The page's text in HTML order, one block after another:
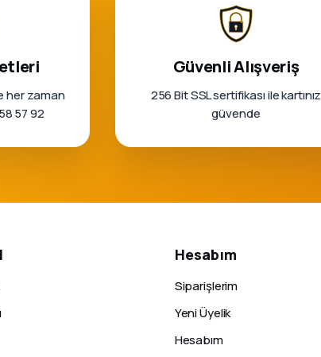
her zaman
57 92
Güvenli Alışveriş
256 Bit SSL sertifikası ile kartınız
güvende
Hesabım
Siparişlerim
Yeni Üyelik
Hesabım